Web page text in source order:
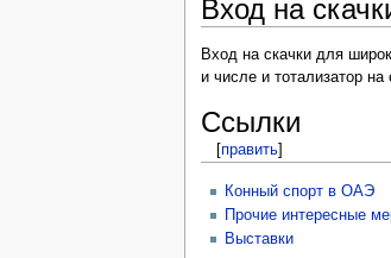
Вход на
Вход на скачки для
и числе и тотализатор на
Ссылки
[править]
Конный спорт в ОАЭ
Прочие интересные
Выставки